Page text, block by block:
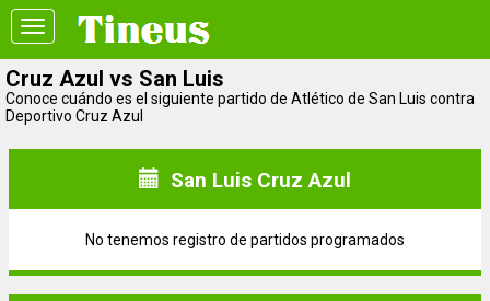
Toggle
navigation
Cruz Azul vs San Luis
Conoce cuándo es el siguiente partido de Atlético de San Luis contra
Deportivo Cruz Azul
San Luis Cruz Azul
No tenemos registro de partidos programados